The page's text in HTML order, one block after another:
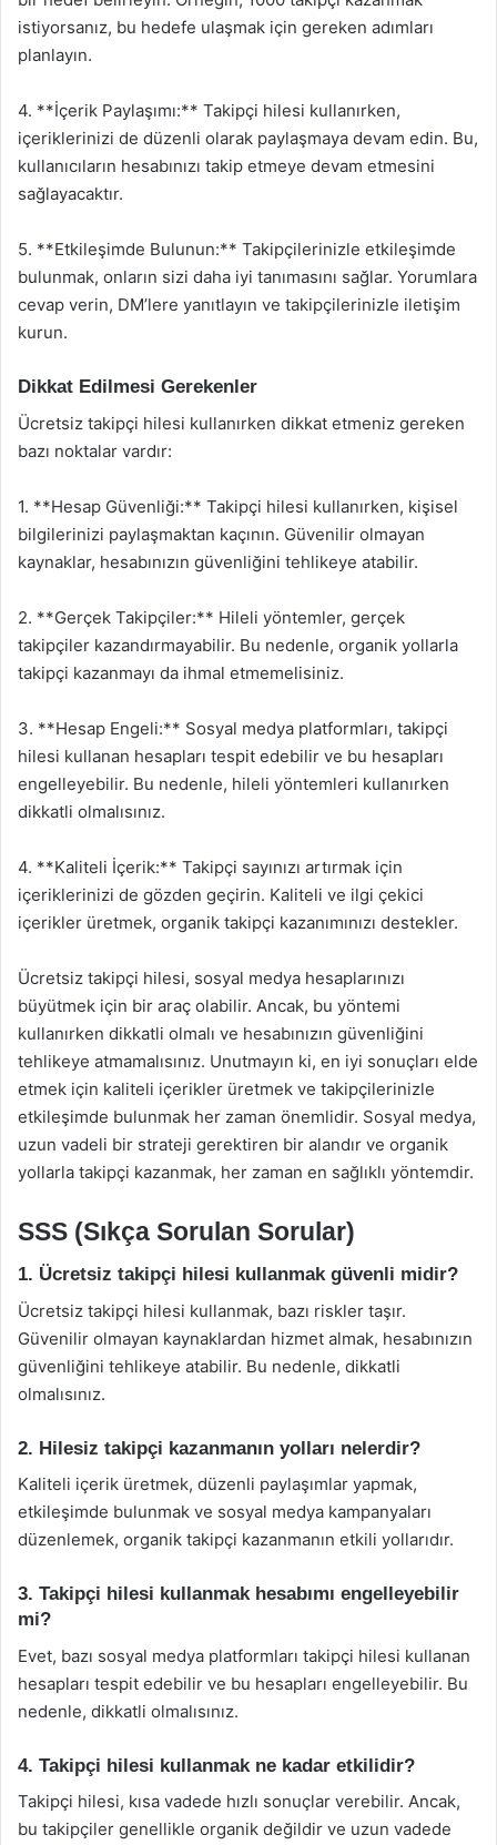
istiyorsanız, bu hedefe ulaşmak için gereken adımları
planlayın.
4. **İçerik Paylaşımı:** Takipçi hilesi kullanırken,
içeriklerinizi de düzenli olarak paylaşmaya devam edin. Bu,
kullanıcıların hesabınızı takip etmeye devam etmesini
sağlayacaktır.
5. **Etkileşimde Bulunun:** Takipçilerinizle etkileşimde
bulunmak, onların sizi daha iyi tanımasını sağlar. Yorumlara
cevap verin, DM’lere yanıtlayın ve takipçilerinizle iletişim
kurun.
Dikkat Edilmesi Gerekenler
Ücretsiz takipçi hilesi kullanırken dikkat etmeniz gereken
bazı noktalar vardır:
1. **Hesap Güvenliği:** Takipçi hilesi kullanırken, kişisel
bilgilerinizi paylaşmaktan kaçının. Güvenilir olmayan
kaynaklar, hesabınızın güvenliğini tehlikeye atabilir.
2. **Gerçek Takipçiler:** Hileli yöntemler, gerçek
takipçiler kazandırmayabilir. Bu nedenle, organik yollarla
takipçi kazanmayı da ihmal etmemelisiniz.
3. **Hesap Engeli:** Sosyal medya platformları, takipçi
hilesi kullanan hesapları tespit edebilir ve bu hesapları
engelleyebilir. Bu nedenle, hileli yöntemleri kullanırken
dikkatli olmalısınız.
4. **Kaliteli İçerik:** Takipçi sayınızı artırmak için
içeriklerinizi de gözden geçirin. Kaliteli ve ilgi çekici
içerikler üretmek, organik takipçi kazanımınızı destekler.
Ücretsiz takipçi hilesi, sosyal medya hesaplarınızı
büyütmek için bir araç olabilir. Ancak, bu yöntemi
kullanırken dikkatli olmalı ve hesabınızın güvenliğini
tehlikeye atmamalısınız. Unutmayın ki, en iyi sonuçları elde
etmek için kaliteli içerikler üretmek ve takipçilerinizle
etkileşimde bulunmak her zaman önemlidir. Sosyal medya,
uzun vadeli bir strateji gerektiren bir alandır ve organik
yollarla takipçi kazanmak, her zaman en sağlıklı yöntemdir.
SSS (Sıkça Sorulan Sorular)
1. Ücretsiz takipçi hilesi kullanmak güvenli midir?
Ücretsiz takipçi hilesi kullanmak, bazı riskler taşır.
Güvenilir olmayan kaynaklardan hizmet almak, hesabınızın
güvenliğini tehlikeye atabilir. Bu nedenle, dikkatli
olmalısınız.
2. Hilesiz takipçi kazanmanın yolları nelerdir?
Kaliteli içerik üretmek, düzenli paylaşımlar yapmak,
etkileşimde bulunmak ve sosyal medya kampanyaları
düzenlemek, organik takipçi kazanmanın etkili yollarıdır.
3. Takipçi hilesi kullanmak hesabımı engelleyebilir
mi?
Evet, bazı sosyal medya platformları takipçi hilesi kullanan
hesapları tespit edebilir ve bu hesapları engelleyebilir. Bu
nedenle, dikkatli olmalısınız.
4. Takipçi hilesi kullanmak ne kadar etkilidir?
Takipçi hilesi, kısa vadede hızlı sonuçlar verebilir. Ancak,
bu takipçiler genellikle organik değildir ve uzun vadede